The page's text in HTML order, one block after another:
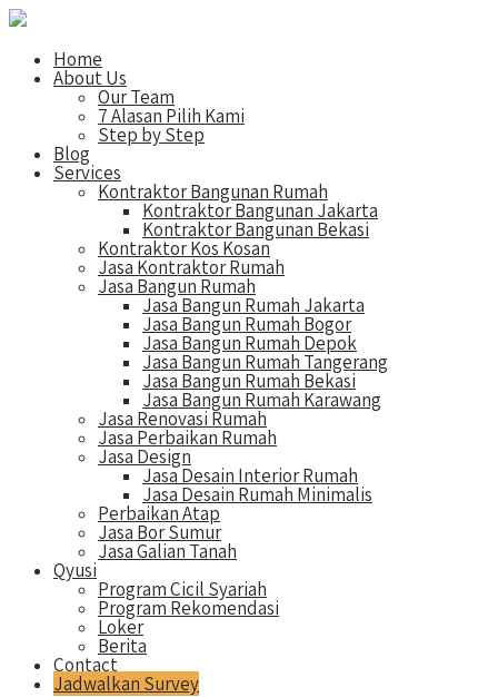
Home
About Us
Our Team
7 Alasan Pilih Kami
Step by Step
Blog
Services
Kontraktor Bangunan Rumah
Kontraktor Bangunan Jakarta
Kontraktor Bangunan Bekasi
Kontraktor Kos Kosan
Jasa Kontraktor Rumah
Jasa Bangun Rumah
Jasa Bangun Rumah Jakarta
Jasa Bangun Rumah Bogor
Jasa Bangun Rumah Depok
Jasa Bangun Rumah Tangerang
Jasa Bangun Rumah Bekasi
Jasa Bangun Rumah Karawang
Jasa Renovasi Rumah
Jasa Perbaikan Rumah
Jasa Design
Jasa Desain Interior Rumah
Jasa Desain Rumah Minimalis
Perbaikan Atap
Jasa Bor Sumur
Jasa Galian Tanah
Qyusi
Program Cicil Syariah
Program Rekomendasi
Loker
Berita
Contact
Jadwalkan Survey